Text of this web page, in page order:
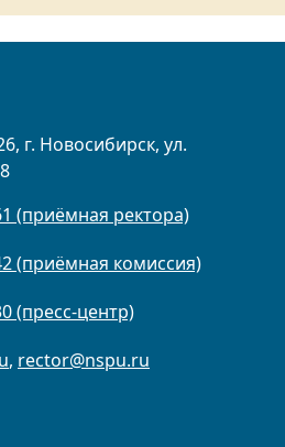
г. Новосибирск, ул.
(приёмная ректора)
(приёмная комиссия)
(пресс-центр)
, rector@nspu.ru